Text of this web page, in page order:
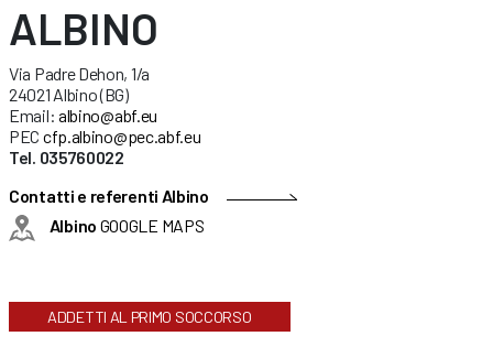
ALBINO
Via Padre Dehon, 1/a
24021 Albino (BG)
Email: albino@abf.eu
PEC cfp.albino@pec.abf.eu
Tel. 035760022
Contatti e referenti Albino
Albino GOOGLE MAPS
ADDETTI AL PRIMO SOCCORSO